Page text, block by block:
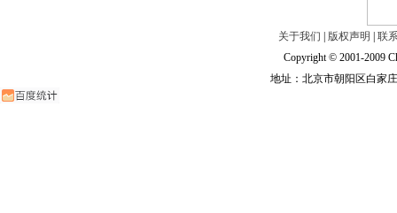
关于我们 版权声明
联
Copyright © 2001-2009
地址：北京市朝阳区白家